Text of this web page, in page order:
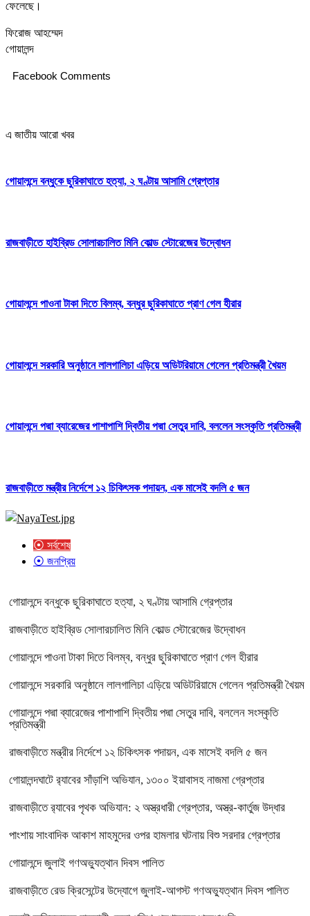
ফেলেছে।
ফিরোজ আহম্মেদ
গোয়ালন্দ
Facebook Comments
এ জাতীয় আরো খবর
গোয়ালন্দে বন্ধুকে ছুরিকাঘাতে হত্যা, ২ ঘণ্টায় আসামি গ্রেপ্তার
রাজবাড়ীতে হাইব্রিড সোলারচালিত মিনি কোল্ড স্টোরেজের উদ্বোধন
গোয়ালন্দে পাওনা টাকা দিতে বিলম্ব, বন্ধুর ছুরিকাঘাতে প্রাণ গেল হীরার
গোয়ালন্দে সরকারি অনুষ্ঠানে লালগালিচা এড়িয়ে অডিটরিয়ামে গেলেন প্রতিমন্ত্রী খৈয়ম
গোয়ালন্দে পদ্মা ব্যারেজের পাশাপাশি দ্বিতীয় পদ্মা সেতুর দাবি, বললেন সংস্কৃতি প্রতিমন্ত্রী
রাজবাড়ীতে মন্ত্রীর নির্দেশে ১২ চিকিৎসক পদায়ন, এক মাসেই বদলি ৫ জন
⦿ সর্বশেষ
⦿ জনপ্রিয়
গোয়ালন্দে বন্ধুকে ছুরিকাঘাতে হত্যা, ২ ঘণ্টায় আসামি গ্রেপ্তার
রাজবাড়ীতে হাইব্রিড সোলারচালিত মিনি কোল্ড স্টোরেজের উদ্বোধন
গোয়ালন্দে পাওনা টাকা দিতে বিলম্ব, বন্ধুর ছুরিকাঘাতে প্রাণ গেল হীরার
গোয়ালন্দে সরকারি অনুষ্ঠানে লালগালিচা এড়িয়ে অডিটরিয়ামে গেলেন প্রতিমন্ত্রী খৈয়ম
গোয়ালন্দে পদ্মা ব্যারেজের পাশাপাশি দ্বিতীয় পদ্মা সেতুর দাবি, বললেন সংস্কৃতি
প্রতিমন্ত্রী
রাজবাড়ীতে মন্ত্রীর নির্দেশে ১২ চিকিৎসক পদায়ন, এক মাসেই বদলি ৫ জন
গোয়ালন্দঘাটে র‌্যাবের সাঁড়াশি অভিযান, ১৩০০ ইয়াবাসহ নাজমা গ্রেপ্তার
রাজবাড়ীতে র‌্যাবের পৃথক অভিযান: ২ অস্ত্রধারী গ্রেপ্তার, অস্ত্র-কার্তুজ উদ্ধার
পাংশায় সাংবাদিক আকাশ মাহমুদের ওপর হামলার ঘটনায় বিশু সরদার গ্রেপ্তার
গোয়ালন্দে জুলাই গণঅভ্যুত্থান দিবস পালিত
রাজবাড়ীতে রেড ক্রিসেন্টের উদ্যোগে জুলাই-আগস্ট গণঅভ্যুত্থান দিবস পালিত